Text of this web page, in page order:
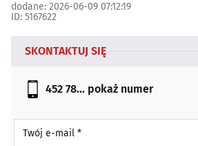
dodane: 2026-06-09 07:12:19
ID: 5167622
SKONTAKTUJ SIĘ
452 78... pokaż numer
Twój e-mail *